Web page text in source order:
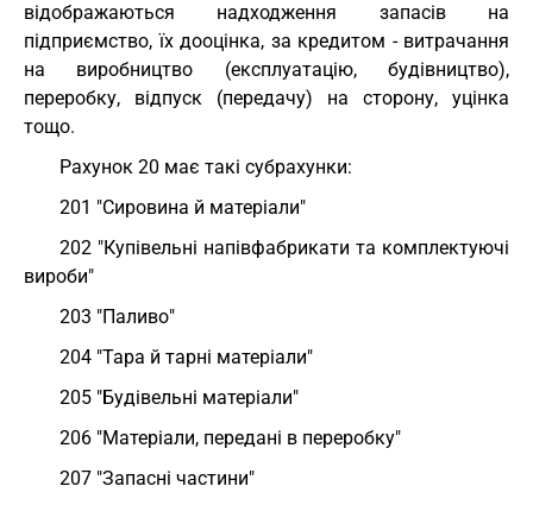
відображаються надходження запасів на
підприємство, їх дооцінка, за кредитом - витрачання
на виробництво (експлуатацію, будівництво),
переробку, відпуск (передачу) на сторону, уцінка
тощо.
Рахунок 20 має такі субрахунки:
201 "Сировина й матеріали"
202 "Купівельні напівфабрикати та комплектуючі
вироби"
203 "Паливо"
204 "Тара й тарні матеріали"
205 "Будівельні матеріали"
206 "Матеріали, передані в переробку"
207 "Запасні частини"